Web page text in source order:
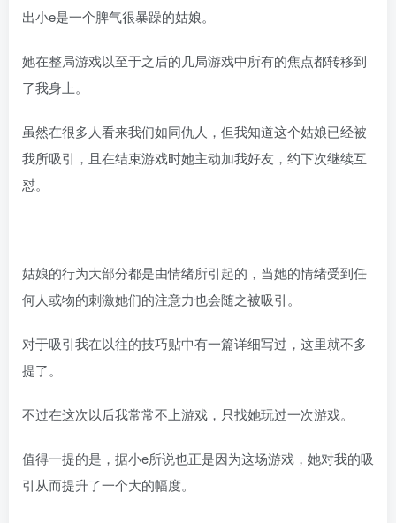
出小e是一个脾气很暴躁的姑娘。
她在整局游戏以至于之后的几局游戏中所有的焦点都转移到
了我身上。
虽然在很多人看来我们如同仇人，但我知道这个姑娘已经被
我所吸引，且在结束游戏时她主动加我好友，约下次继续互
怼。
姑娘的行为大部分都是由情绪所引起的，当她的情绪受到任
何人或物的刺激她们的注意力也会随之被吸引。
对于吸引我在以往的技巧贴中有一篇详细写过，这里就不多
提了。
不过在这次以后我常常不上游戏，只找她玩过一次游戏。
值得一提的是，据小e所说也正是因为这场游戏，她对我的吸
引从而提升了一个大的幅度。